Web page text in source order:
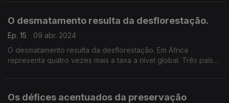
O desmatamento resulta da desflorestação.
Ep. 15
09 abr. 2024
O desmatamento resulta da desflorestação. Em África
representa quatro vezes mais a taxa a nível global. Três países
Os défices acentuados da preservação